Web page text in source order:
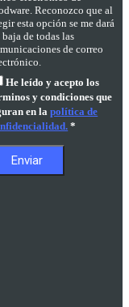
Reconozco que al
esta opción se me dará
baja de todas las
de correo
He leído y acepto los
y condiciones que
en lapolítica de
*